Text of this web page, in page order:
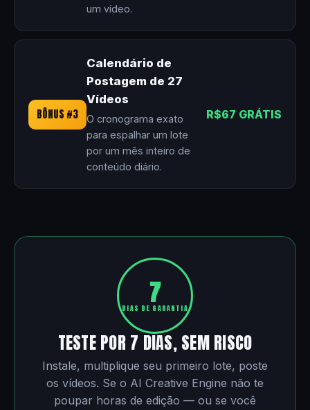
um vídeo.
BÔNUS #3
Calendário de
Postagem de 27
Vídeos
O cronograma exato
para espalhar um lote
por um mês inteiro de
conteúdo diário.
R$67 GRÁTIS
7
DIAS DE GARANTIA
TESTE POR 7 DIAS, SEM RISCO
Instale, multiplique seu primeiro lote, poste
os vídeos. Se o AI Creative Engine não te
poupar horas de edição — ou se você